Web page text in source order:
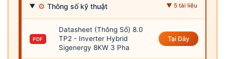
⚙ Thông số kỹ thuật ▼ 5 tài liệu
PDF
Datasheet (Thông Số) 8.0
TP2 - Inverter Hybrid
Sigenergy 8KW 3 Pha
Tại Đây